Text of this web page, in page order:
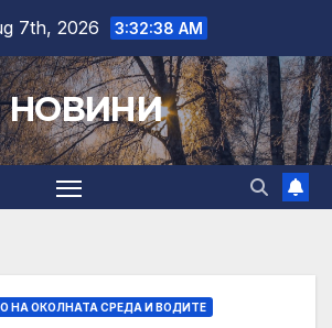
7th, 2026 3:32:39 AM
НОВИНИ
НА ОКОЛНАТА СРЕДА И ВОДИТЕ